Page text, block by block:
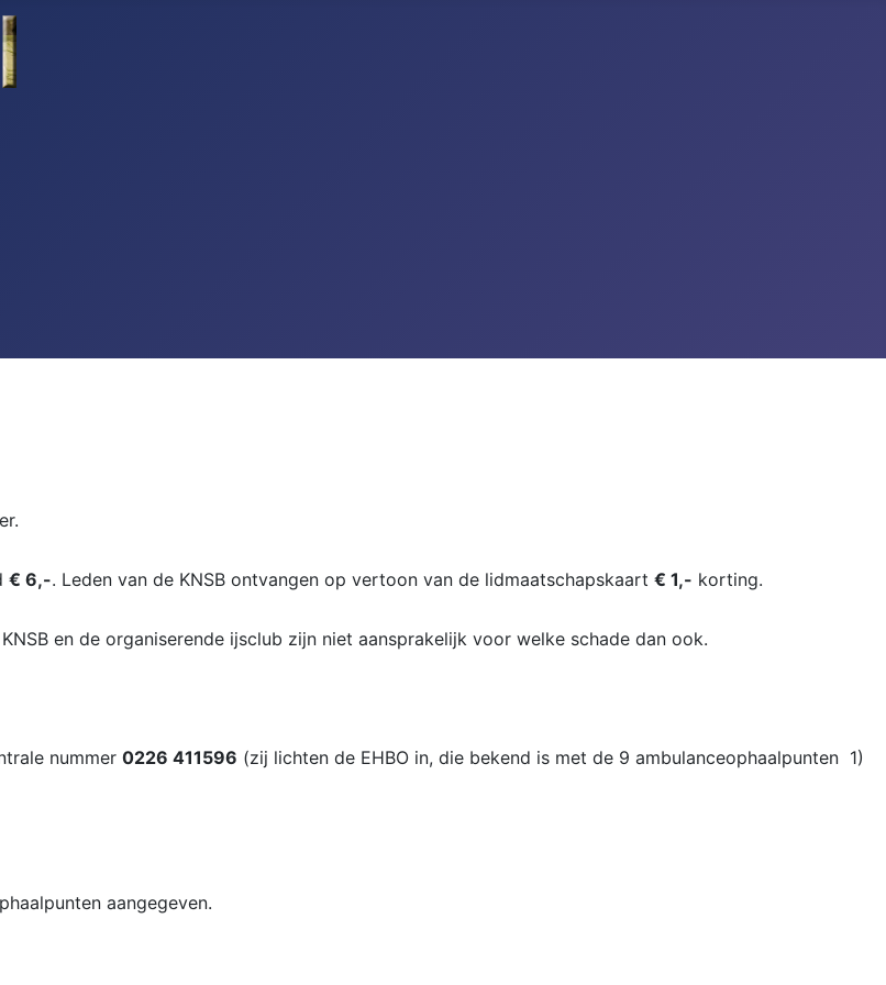
€ 6,-. Leden van de KNSB ontvangen op vertoon van de lidmaatschapskaart € 1,- korting.
en de organiserende ijsclub zijn niet aansprakelijk voor welke schade dan ook.
nummer 0226 411596 (zij lichten de EHBO in, die bekend is met de 9 ambulanceophaalpunten 1)
aangegeven.